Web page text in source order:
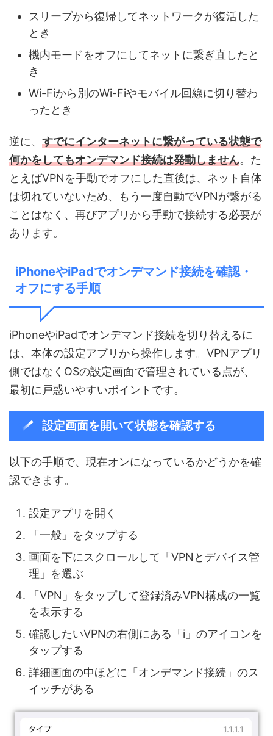
スリープから復帰してネットワークが復活した
とき
機内モードをオフにしてネットに繋ぎ直したと
き
Wi-Fiから別のWi-Fiやモバイル回線に切り替わ
ったとき
逆に、 すでにインターネットに繋がっている状態で
何かをしてもオンデマンド接続は発動しません。た
とえばVPNを手動でオフにした直後は、ネット自体
は切れていないため、もう一度自動でVPNが繋がる
ことはなく、再びアプリから手動で接続する必要が
あります。
iPhoneやiPadでオンデマンド接続を確認・
オフにする手順
iPhoneやiPadでオンデマンド接続を切り替えるに
は、本体の設定アプリから操作します。VPNアプリ
側ではなくOSの設定画面で管理されている点が、
最初に戸惑いやすいポイントです。
設定画面を開いて状態を確認する
以下の手順で、現在オンになっているかどうかを確
認できます。
設定アプリを開く
「一般」をタップする
画面を下にスクロールして「VPNとデバイス管
理」を選ぶ
「VPN」をタップして登録済みVPN構成の一覧
を表示する
確認したいVPNの右側にある「i」のアイコンを
タップする
詳細画面の中ほどに「オンデマンド接続」のス
イッチがある